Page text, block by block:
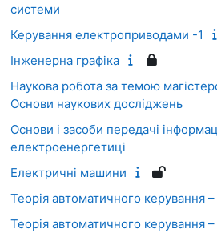
системи
Керування електроприводами -1
Інженерна графіка
Наукова робота за темою
Основи наукових досліджень
Основи і засоби передачі
електроенергетиці
Електричні машини
Теорія автоматичного керування –
Теорія автоматичного керування –